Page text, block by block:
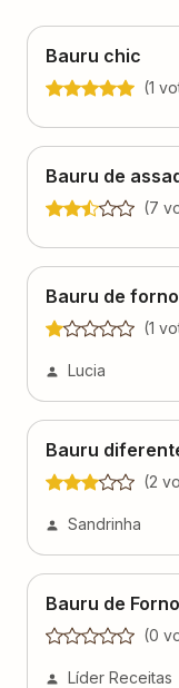
Bauru chic
(1
Bauru de
(7
Bauru de forno
(1
Lucia
Bauru
(2
Sandrinha
Bauru de
(0
Líder Receitas